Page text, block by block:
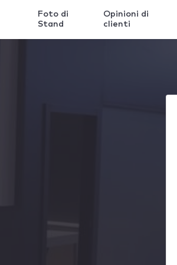
Foto di
Stand
Opinioni di
clienti